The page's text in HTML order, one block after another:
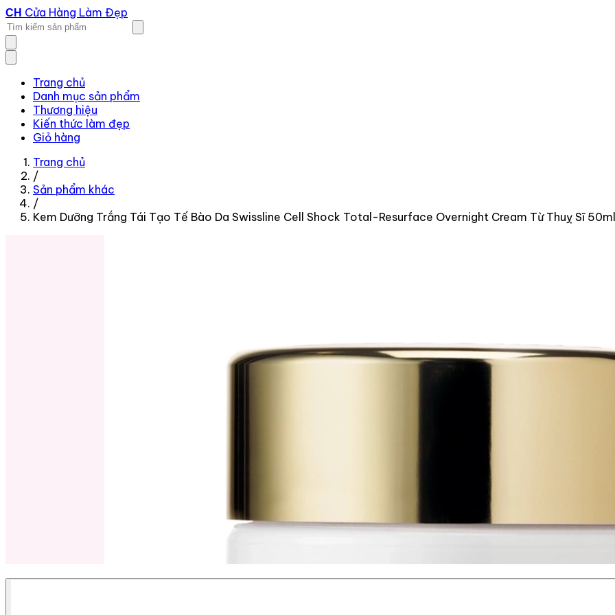
CH Cửa Hàng Làm Đẹp
Trang chủ
Danh mục sản phẩm
Thương hiệu
Kiến thức làm đẹp
Giỏ hàng
Trang chủ
/
Sản phẩm khác
/
Kem Dưỡng Trắng Tái Tạo Tế Bào Da Swissline Cell Shock Total-Resurface Overnight Cream Từ Thuỵ Sĩ 50ml